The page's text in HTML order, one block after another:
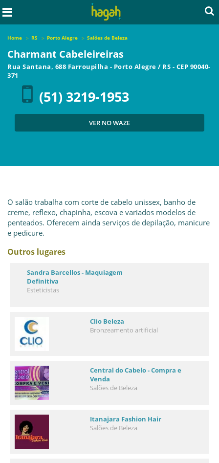
Home RS Porto Alegre Salões de Beleza
Charmant Cabeleireiras
Rua Santana, 688 Farroupilha - Porto Alegre / RS - CEP 90040-
371
(51) 3219-1953
VER NO WAZE
O salão trabalha com corte de cabelo unissex, banho de
creme, reflexo, chapinha, escova e variados modelos de
penteados. Oferecem ainda serviços de depilação, manicure
e pedicure.
Outros lugares
Sandra Barcellos - Maquiagem
Definitiva
Esteticistas
Clio Beleza
Bronzeamento artificial
Central do Cabelo - Compra e
Venda
Salões de Beleza
Itanajara Fashion Hair
Salões de Beleza